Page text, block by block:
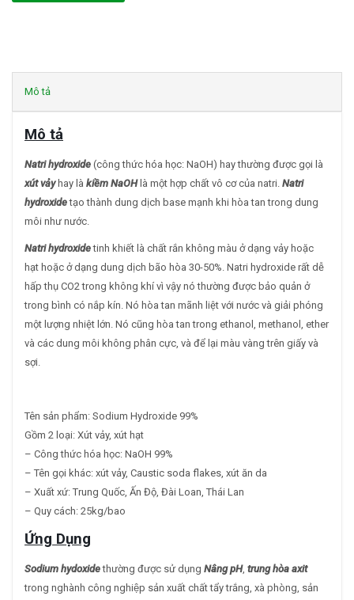
Mô tả
Mô tả
Natri hydroxide (công thức hóa học: NaOH) hay thường được gọi là
xút vảyhay là kiềm NaOHlà một hợp chất vô cơ của natri. Natri
hydroxidetạo thành dung dịch base mạnh khi hòa tan trong dung
môi như nước.
Natri hydroxidetinh khiết là chất rắn không màu ở dạng vảy hoặc
hạt hoặc ở dạng dung dịch bão hòa 30-50%. Natri hydroxide rất dễ
hấp thụ CO2 trong không khí vì vậy nó thường được bảo quản ở
trong bình có nắp kín. Nó hòa tan mãnh liệt với nước và giải phóng
một lượng nhiệt lớn. Nó cũng hòa tan trong ethanol, methanol, ether
và các dung môi không phân cực, và để lại màu vàng trên giấy và
sợi.
Tên sản phẩm: Sodium Hydroxide 99%
Gồm 2 loại: Xút vảy, xút hạt
– Công thức hóa học: NaOH 99%
– Tên gọi khác: xút vảy, Caustic soda flakes, xút ăn da
– Xuất xứ: Trung Quốc, Ấn Độ, Đài Loan, Thái Lan
– Quy cách: 25kg/bao
Ứng Dụng
Sodium hydoxidethường được sử dụng Nâng pH, trung hòa axit
trong nghành công nghiệp sản xuất chất tẩy trắng, xà phòng, sản